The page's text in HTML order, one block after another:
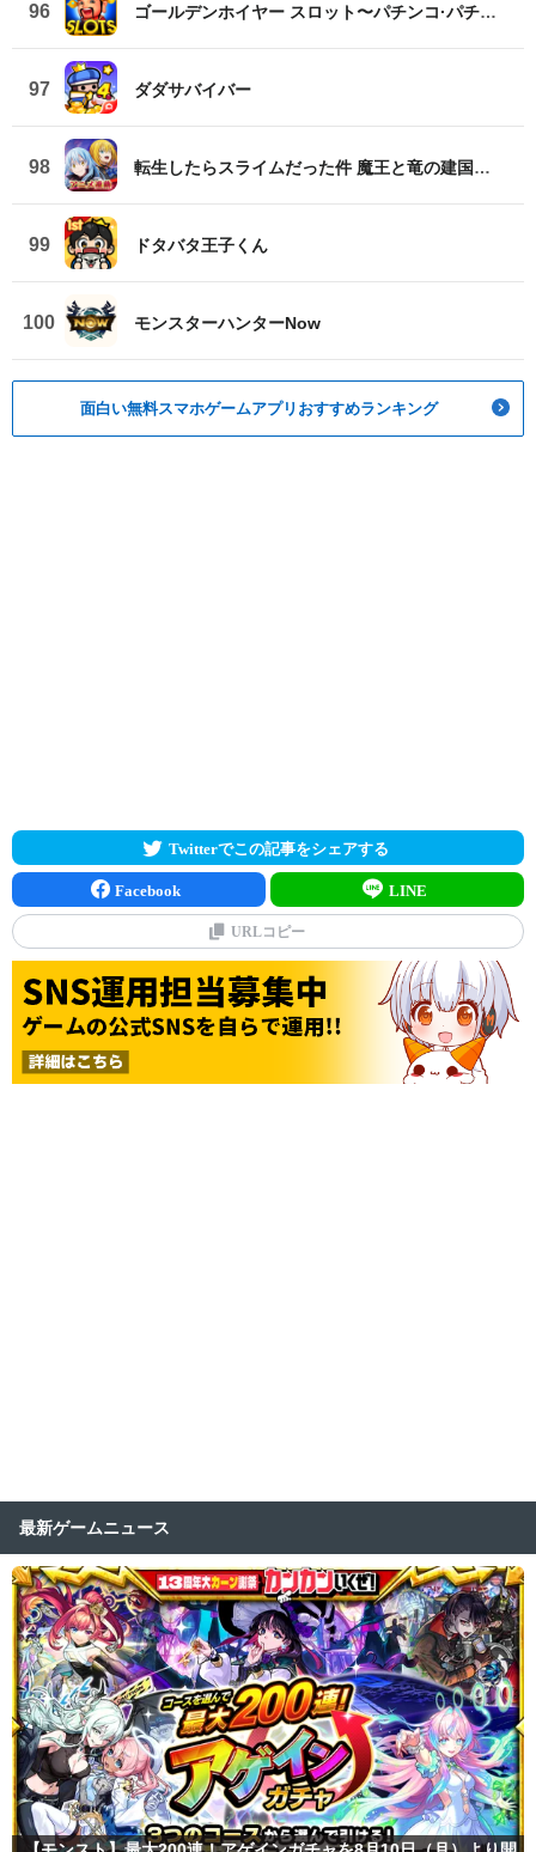
96 ゴールデンホイヤー スロット〜パチンコ·パチスロカジノゲーム
97 ダダサバイバー
98 転生したらスライムだった件 魔王と竜の建国譚【まおりゅう】
99 ドタバタ王子くん
100 モンスターハンターNow
面白い無料スマホゲームアプリおすすめランキング
Twitterでこの記事をシェアする
Facebook LINE
URLコピー
最新ゲームニュース